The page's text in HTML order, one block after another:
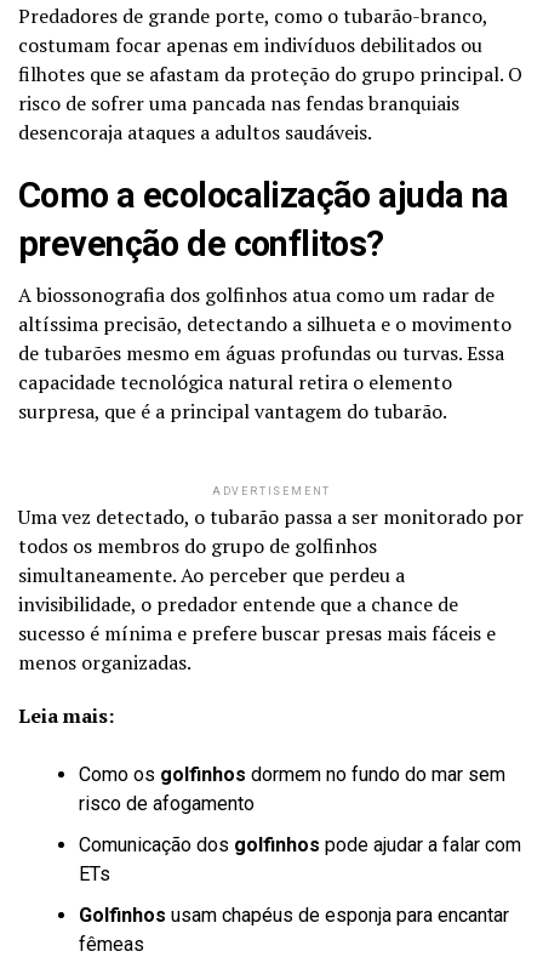
Predadores de grande porte, como o tubarão-branco,
costumam focar apenas em indivíduos debilitados ou
filhotes que se afastam da proteção do grupo principal. O
risco de sofrer uma pancada nas fendas branquiais
desencoraja ataques a adultos saudáveis.
Como a ecolocalização ajuda na
prevenção de conflitos?
A biossonografia dos golfinhos atua como um radar de
altíssima precisão, detectando a silhueta e o movimento
de tubarões mesmo em águas profundas ou turvas. Essa
capacidade tecnológica natural retira o elemento
surpresa, que é a principal vantagem do tubarão.
ADVERTISEMENT
Uma vez detectado, o tubarão passa a ser monitorado por
todos os membros do grupo de golfinhos
simultaneamente. Ao perceber que perdeu a
invisibilidade, o predador entende que a chance de
sucesso é mínima e prefere buscar presas mais fáceis e
menos organizadas.
Leia mais:
Como os golfinhos dormem no fundo do mar sem
risco de afogamento
Comunicação dos golfinhos pode ajudar a falar com
ETs
Golfinhos usam chapéus de esponja para encantar
fêmeas